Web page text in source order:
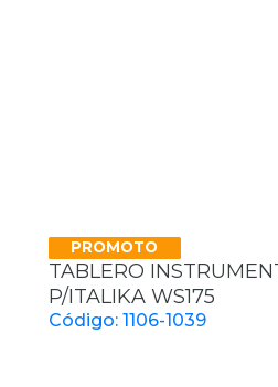
PROMOTO
TABLERO
P/ITALIKA WS175
Código: 1106-1039